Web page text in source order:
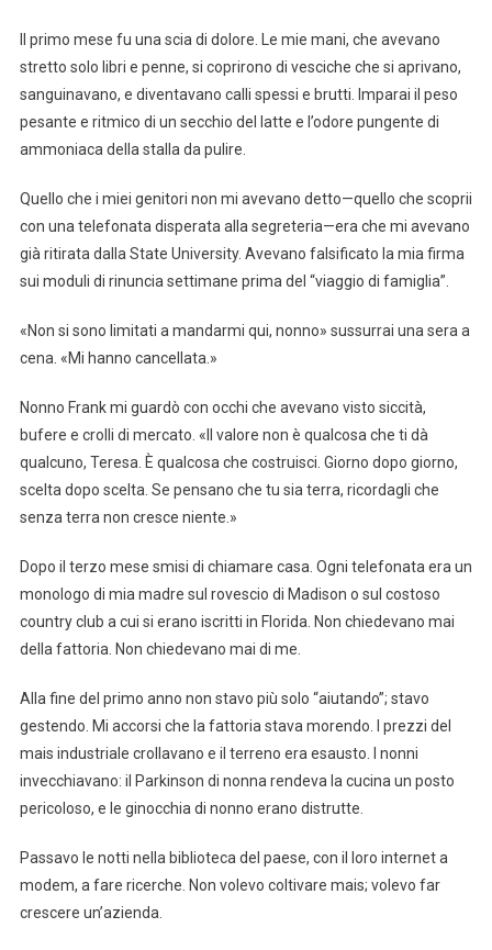
Il primo mese fu una scia di dolore. Le mie mani, che avevano
stretto solo libri e penne, si coprirono di vesciche che si aprivano,
sanguinavano, e diventavano calli spessi e brutti. Imparai il peso
pesante e ritmico di un secchio del latte e l’odore pungente di
ammoniaca della stalla da pulire.
Quello che i miei genitori non mi avevano detto—quello che scoprii
con una telefonata disperata alla segreteria—era che mi avevano
già ritirata dalla State University. Avevano falsificato la mia firma
sui moduli di rinuncia settimane prima del “viaggio di famiglia”.
«Non si sono limitati a mandarmi qui, nonno» sussurrai una sera a
cena. «Mi hanno cancellata.»
Nonno Frank mi guardò con occhi che avevano visto siccità,
bufere e crolli di mercato. «Il valore non è qualcosa che ti dà
qualcuno, Teresa. È qualcosa che costruisci. Giorno dopo giorno,
scelta dopo scelta. Se pensano che tu sia terra, ricordagli che
senza terra non cresce niente.»
Dopo il terzo mese smisi di chiamare casa. Ogni telefonata era un
monologo di mia madre sul rovescio di Madison o sul costoso
country club a cui si erano iscritti in Florida. Non chiedevano mai
della fattoria. Non chiedevano mai di me.
Alla fine del primo anno non stavo più solo “aiutando”; stavo
gestendo. Mi accorsi che la fattoria stava morendo. I prezzi del
mais industriale crollavano e il terreno era esausto. I nonni
invecchiavano: il Parkinson di nonna rendeva la cucina un posto
pericoloso, e le ginocchia di nonno erano distrutte.
Passavo le notti nella biblioteca del paese, con il loro internet a
modem, a fare ricerche. Non volevo coltivare mais; volevo far
crescere un’azienda.